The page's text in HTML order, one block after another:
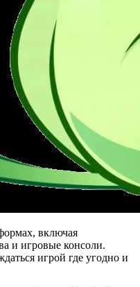
включая
и игровые консоли.
игрой где угодно и